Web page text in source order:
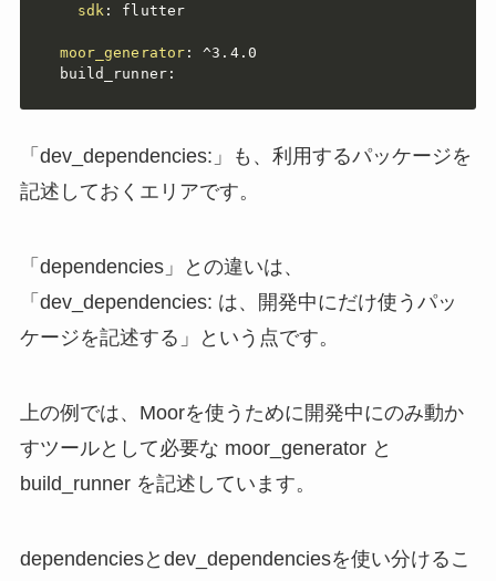
sdk : flutter
moor_generator :
^3.4.0
  build_runner
:
「dev_dependencies:」も、利用するパッケージを
記述しておくエリアです。
「dependencies」との違いは、
「dev_dependencies: は、開発中にだけ使うパッ
ケージを記述する」という点です。
上の例では、Moorを使うために開発中にのみ動か
すツールとして必要な moor_generator と
build_runner を記述しています。
dependenciesとdev_dependenciesを使い分けるこ